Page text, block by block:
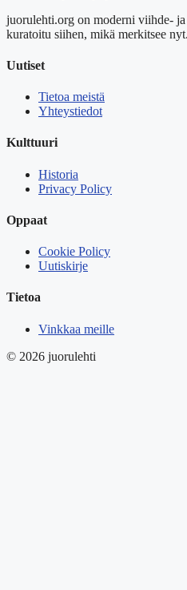
juorulehti.org on moderni viihde-
kuratoitu siihen, mikä merkitsee nyt.
Uutiset
Tietoa meistä
Yhteystiedot
Kulttuuri
Historia
Privacy Policy
Oppaat
Cookie Policy
Uutiskirje
Tietoa
Vinkkaa meille
© 2026 juorulehti